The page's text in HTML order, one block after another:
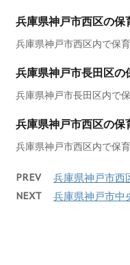
兵庫県神戸市西区の保
兵庫県神戸市西区内で保
兵庫県神戸市長田区の
兵庫県神戸市長田区内で
兵庫県神戸市西区の保
兵庫県神戸市西区内で保
PREV 兵庫県神戸市西
NEXT 兵庫県神戸市中